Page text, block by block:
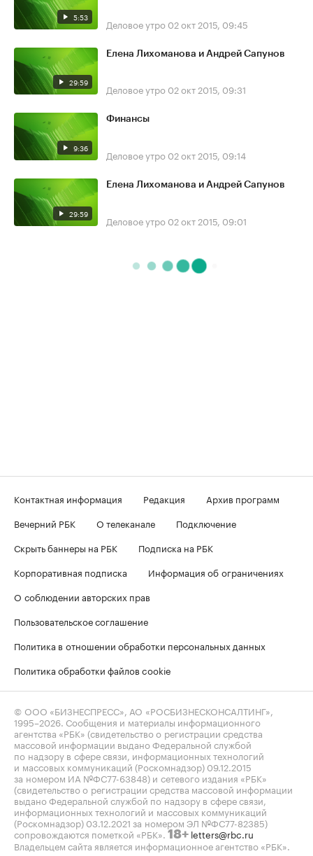
5:53 Деловое утро 02 окт 2015, 09:45
29:59
Елена Лихоманова и Андрей Сапунов
Деловое утро 02 окт 2015, 09:31
9:36
Финансы
Деловое утро 02 окт 2015, 09:14
29:59
Елена Лихоманова и Андрей Сапунов
Деловое утро 02 окт 2015, 09:01
Контактная информация Редакция
Архив программ
Вечерний РБК
О телеканале
Подключение
Скрыть баннеры на РБК
Подписка на РБК
Корпоративная подписка
Информация об ограничениях
О соблюдении авторских прав
Пользовательское соглашение
Политика в отношении обработки персональных данных
Политика обработки файлов cookie
© ООО «БИЗНЕСПРЕСС», АО «РОСБИЗНЕСКОНСАЛТИНГ»,
1995–2026 . Сообщения и материалы информационного
агентства «РБК» (свидетельство о регистрации средства
массовой информации выдано Федеральной службой
по надзору в сфере связи, информационных технологий
и массовых коммуникаций (Роскомнадзор) 09.12.2015
за номером ИА №ФС77-63848) и сетевого издания «РБК»
(свидетельство о регистрации средства массовой информации
выдано Федеральной службой по надзору в сфере связи,
информационных технологий и массовых коммуникаций
(Роскомнадзор) 03.12.2021 за номером ЭЛ №ФС77-82385)
сопровождаются пометкой «РБК». 18+ letters@rbc.ru
Владельцем сайта является информационное агентство «РБК».